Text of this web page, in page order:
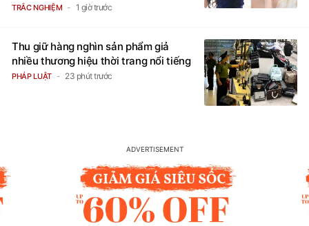
TRẮC NGHIỆM 1 giờ trước
Thu giữ hàng nghìn sản phẩm giả
nhiều thương hiệu thời trang nổi tiếng
PHÁP LUẬT 23 phút trước